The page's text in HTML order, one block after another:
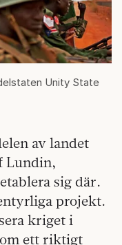
Unity State
av landet
Lundin,
sig där.
projekt.
kriget i
ett riktigt